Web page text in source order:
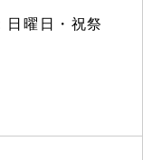
曜日・祝祭